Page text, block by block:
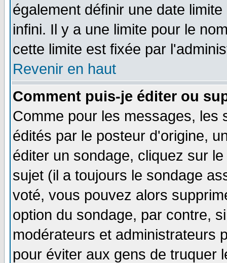
également définir une date
infini. Il y a une limite pour le
cette limite est fixée par
Revenir en haut
Comment puis-je éditer ou
Comme pour les messages, les
édités par le posteur d'origine,
éditer un sondage, cliquez sur
sujet (il a toujours le sondage
voté, vous pouvez alors
option du sondage, par contre,
modérateurs et administrateurs
pour éviter aux gens de truquer